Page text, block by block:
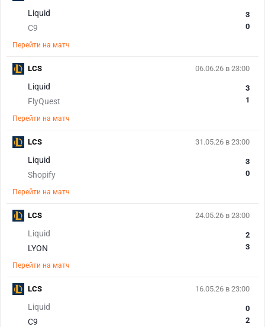
Liquid
C9
3
0
Перейти на матч
06.06.26 в 23:00
Liquid
FlyQuest
3
1
Перейти на матч
LCS
31.05.26 в 23:00
Liquid
Shopify
3
0
Перейти на матч
LCS
24.05.26 в 23:00
Liquid
LYON
2
3
Перейти на матч
LCS
16.05.26 в 23:00
Liquid
C9
0
2
LCS